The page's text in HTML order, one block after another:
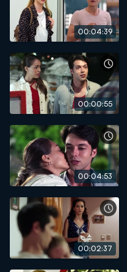
00:04:39
00:00:55
00:04:53
00:02:37